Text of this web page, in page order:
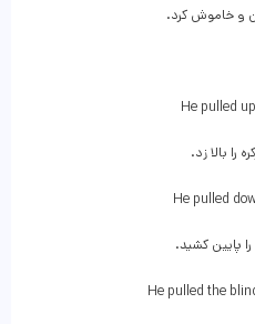
و خاموش کرد.
He pulled
را بالا زد.
He pulled
را پایین کشید.
He pulled the